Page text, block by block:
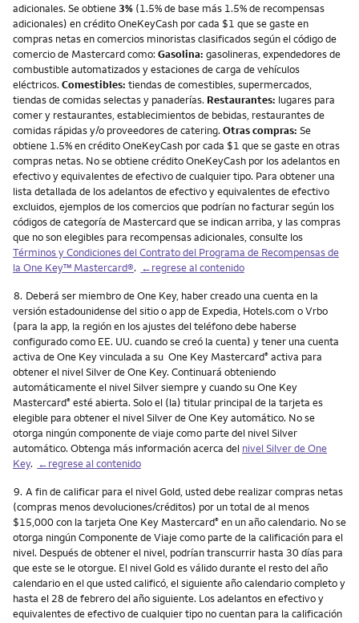
adicionales. Se obtiene 3% (1.5% de base más 1.5% de recompensas
adicionales) en crédito OneKeyCash por cada $1 que se gaste en
compras netas en comercios minoristas clasificados según el código de
comercio de Mastercard como: Gasolina: gasolineras, expendedores de
combustible automatizados y estaciones de carga de vehículos
eléctricos. Comestibles: tiendas de comestibles, supermercados,
tiendas de comidas selectas y panaderías. Restaurantes: lugares para
comer y restaurantes, establecimientos de bebidas, restaurantes de
comidas rápidas y/o proveedores de catering. Otras compras: Se
obtiene 1.5% en crédito OneKeyCash por cada $1 que se gaste en otras
compras netas. No se obtiene crédito OneKeyCash por los adelantos en
efectivo y equivalentes de efectivo de cualquier tipo. Para obtener una
lista detallada de los adelantos de efectivo y equivalentes de efectivo
excluidos, ejemplos de los comercios que podrían no facturar según los
códigos de categoría de Mastercard que se indican arriba, y las compras
que no son elegibles para recompensas adicionales, consulte los
Términos y Condiciones del Contrato del Programa de Recompensas de
la One Key™ Mastercard®. ←regrese al contenido
Nota
8. Deberá ser miembro de One Key, haber creado una cuenta en la
versión estadounidense del sitio o app de Expedia, Hotels.com o Vrbo
(para la app, la región en los ajustes del teléfono debe haberse
configurado como EE. UU. cuando se creó la cuenta) y tener una cuenta
activa de One Key vinculada a su One Key Mastercard® activa para
obtener el nivel Silver de One Key. Continuará obteniendo
automáticamente el nivel Silver siempre y cuando su One Key
Mastercard® esté abierta. Solo el (la) titular principal de la tarjeta es
elegible para obtener el nivel Silver de One Key automático. No se
otorga ningún componente de viaje como parte del nivel Silver
automático. Obtenga más información acerca del nivel Silver de One
Key. ←regrese al contenido
Nota
9. A fin de calificar para el nivel Gold, usted debe realizar compras netas
(compras menos devoluciones/créditos) por un total de al menos
$15,000 con la tarjeta One Key Mastercard® en un año calendario. No se
otorga ningún Componente de Viaje como parte de la calificación para el
nivel. Después de obtener el nivel, podrían transcurrir hasta 30 días para
que este se le otorgue. El nivel Gold es válido durante el resto del año
calendario en el que usted calificó, el siguiente año calendario completo y
hasta el 28 de febrero del año siguiente. Los adelantos en efectivo y
equivalentes de efectivo de cualquier tipo no cuentan para la calificación